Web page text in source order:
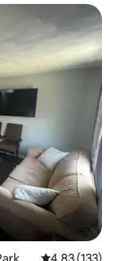
prosječna
4,83 (133)